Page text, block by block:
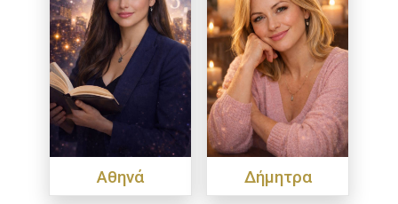
Αθηνά Δήμητρα